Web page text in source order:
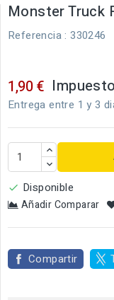
Monster Truck
Referencia : 330246
1,90 €
Entrega entre 1 y 3
 Disponible
Añadir Comparar
Compartir